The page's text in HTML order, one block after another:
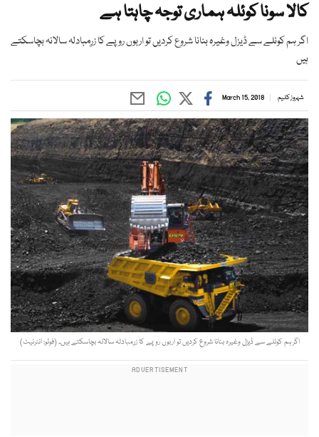
کالا سونا کوئلہ ہماری توجہ چاہتا ہے
اگر ہم کوئلے سے ڈیزل وغیرہ بنانا شروع کردیں تو اربوں روپے کا زرِمبادلہ سالانہ بچاسکتے
ہیں
شہروز کلیم March 15, 2018
اگر ہم کوئلے سے ڈیزل وغیرہ بنانا شروع کردیں تو اربوں روپے کا زرِمبادلہ سالانہ بچاسکتے ہیں۔ (فوٹو: انٹرنیٹ)